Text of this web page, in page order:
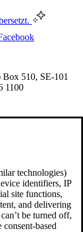
510, SE-101
1100
technologies)
identifiers, IP
site functions,
and delivering
be turned off,
based